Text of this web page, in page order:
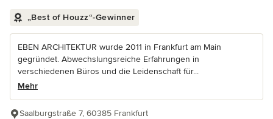
„Best of Houzz“-Gewinner
EBEN ARCHITEKTUR wurde 2011 in Frankfurt am Main
gegründet. Abwechslungsreiche Erfahrungen in
verschiedenen Büros und die Leidenschaft für...
Mehr
Saalburgstraße 7, 60385 Frankfurt